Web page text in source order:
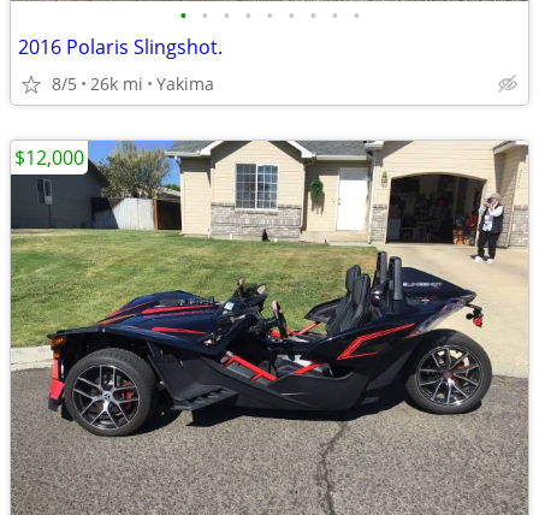
• • • • • • • • •
2016 Polaris Slingshot.
8/5 26k mi Yakima
$12,000